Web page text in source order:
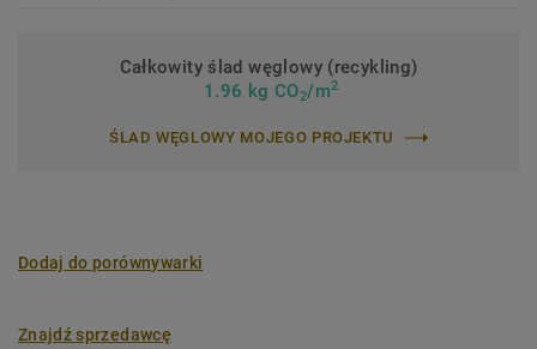
Całkowity ślad węglowy (recykling)
1.96 kg CO2/m2
ŚLAD WĘGLOWY MOJEGO PROJEKTU
Dodaj do porównywarki
Znajdź sprzedawcę